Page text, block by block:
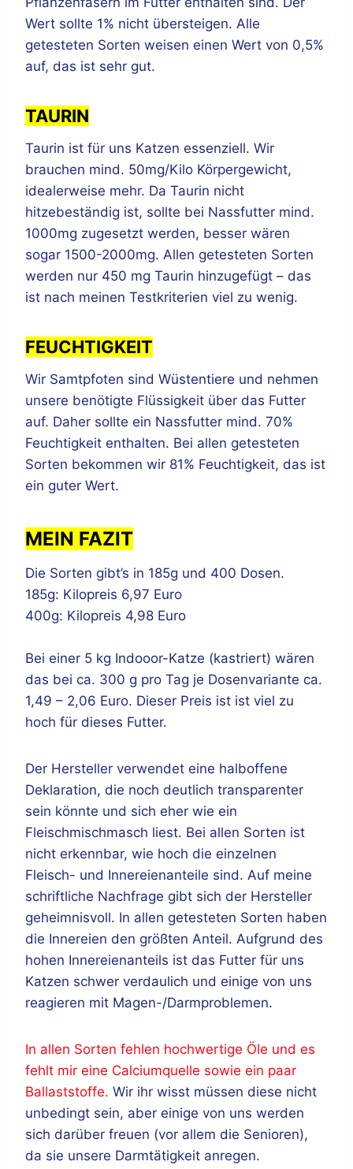
Wert sollte 1% nicht übersteigen. Alle
getesteten Sorten weisen einen Wert von 0,5%
auf, das ist sehr gut.
TAURIN
Taurin ist für uns Katzen essenziell. Wir
brauchen mind. 50mg/Kilo Körpergewicht,
idealerweise mehr. Da Taurin nicht
hitzebeständig ist, sollte bei Nassfutter mind.
1000mg zugesetzt werden, besser wären
sogar 1500-2000mg. Allen getesteten Sorten
werden nur 450 mg Taurin hinzugefügt – das
ist nach meinen Testkriterien viel zu wenig.
FEUCHTIGKEIT
Wir Samtpfoten sind Wüstentiere und nehmen
unsere benötigte Flüssigkeit über das Futter
auf. Daher sollte ein Nassfutter mind. 70%
Feuchtigkeit enthalten. Bei allen getesteten
Sorten bekommen wir 81% Feuchtigkeit, das ist
ein guter Wert.
MEIN FAZIT
Die Sorten gibt’s in 185g und 400 Dosen.
185g: Kilopreis 6,97 Euro
400g: Kilopreis 4,98 Euro
Bei einer 5 kg Indooor-Katze (kastriert) wären
das bei ca. 300 g pro Tag je Dosenvariante ca.
1,49 – 2,06 Euro. Dieser Preis ist ist viel zu
hoch für dieses Futter.
Der Hersteller verwendet eine halboffene
Deklaration, die noch deutlich transparenter
sein könnte und sich eher wie ein
Fleischmischmasch liest. Bei allen Sorten ist
nicht erkennbar, wie hoch die einzelnen
Fleisch- und Innereienanteile sind. Auf meine
schriftliche Nachfrage gibt sich der Hersteller
geheimnisvoll. In allen getesteten Sorten haben
die Innereien den größten Anteil. Aufgrund des
hohen Innereienanteils ist das Futter für uns
Katzen schwer verdaulich und einige von uns
reagieren mit Magen-/Darmproblemen.
In allen Sorten fehlen hochwertige Öle und es
fehlt mir eine Calciumquelle sowie ein paar
Ballaststoffe. Wir ihr wisst müssen diese nicht
unbedingt sein, aber einige von uns werden
sich darüber freuen (vor allem die Senioren),
da sie unsere Darmtätigkeit anregen.